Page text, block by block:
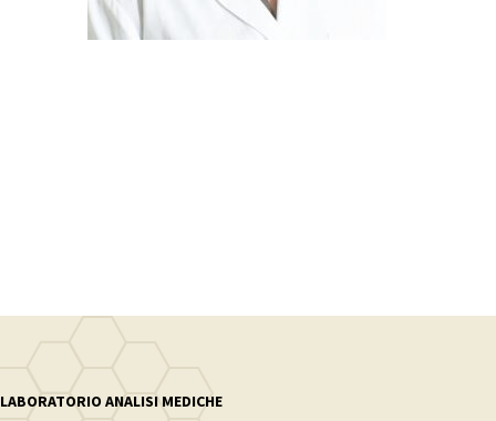
LABORATORIO ANALISI MEDICHE